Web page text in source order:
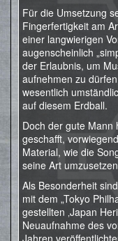
Für die Umsetzung
Fingerfertigkeit am
einer langwierigen
augenscheinlich
der Erlaubnis, um
aufnehmen zu
wesentlich
auf diesem Erdball.
Doch der gute Mann
geschafft,
Material, wie die
seine Art
Als Besonderheit
mit dem „Tokyo
gestellten ‚Japan
Neuaufnahme des
Jahren